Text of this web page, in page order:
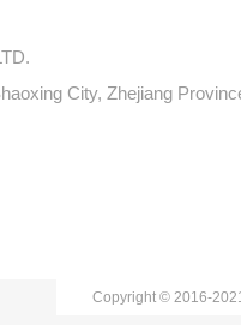
City, Zhejiang
Copyright © 2016-